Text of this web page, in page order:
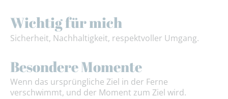
Wichtig für mich
Sicherheit, Nachhaltigkeit, respektvoller Umgang.
Besondere Momente
Wenn das ursprüngliche Ziel in der Ferne
verschwimmt, und der Moment zum Ziel wird.